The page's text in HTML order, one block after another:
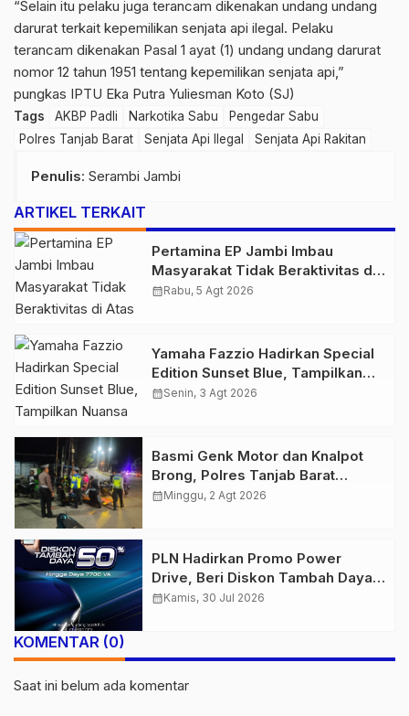
“Selain itu pelaku juga terancam dikenakan undang undang
darurat terkait kepemilikan senjata api ilegal. Pelaku
terancam dikenakan Pasal 1 ayat (1) undang undang darurat
nomor 12 tahun 1951 tentang kepemilikan senjata api,”
pungkas IPTU Eka Putra Yuliesman Koto (SJ)
Tags AKBP Padli Narkotika Sabu
Pengedar Sabu
Polres Tanjab Barat
Senjata Api Ilegal Senjata Api Rakitan
Penulis: Serambi Jambi
ARTIKEL TERKAIT
Pertamina EP Jambi Imbau
Masyarakat Tidak Beraktivitas di
Atas Jalur Pipa Migas Demi
calendar_monthRabu, 5 Agt 2026
Yamaha Fazzio Hadirkan Special
Edition Sunset Blue, Tampilkan
Nuansa Retro Summer yang
calendar_monthSenin, 3 Agt 2026
Basmi Genk Motor dan Knalpot
Brong, Polres Tanjab Barat
Amankan Belasan Kendaraan
calendar_monthMinggu, 2 Agt 2026
PLN Hadirkan Promo Power
Drive, Beri Diskon Tambah Daya
50% di Ajang GIIAS 2026
calendar_monthKamis, 30 Jul 2026
KOMENTAR (0)
Saat ini belum ada komentar